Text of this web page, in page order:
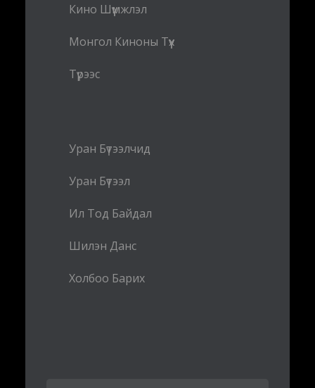
Кино Шүүмжлэл
Монгол Киноны Түүх
Түрээс
Уран Бүтээлчид
Уран Бүтээл
Ил Тод Байдал
Шилэн Данс
Холбоо Барих